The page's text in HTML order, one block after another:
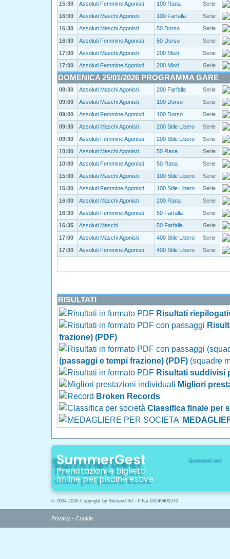
15:30
Assoluti Femmine Agonisti 100 Rana
Serie
16:00
Assoluti Maschi Agonisti 100 Farfalla
Serie
16:30
Assoluti Maschi Agonisti 50 Dorso
Serie
16:30
Assoluti Femmine Agonisti 50 Dorso
Serie
17:00
Assoluti Maschi Agonisti 200 Misti
Serie
17:00
Assoluti Femmine Agonisti 200 Misti Serie
DOMENICA 25/01/2026 PROGRAMMA GARE
08:30 Assoluti Maschi Agonisti 200 Farfalla
Serie
09:00
Assoluti Maschi Agonisti 100 Dorso
Serie
09:00
Assoluti Femmine Agonisti 100 Dorso
Serie
09:30
Assoluti Maschi Agonisti 200 Stile Libero
Serie
09:30
Assoluti Femmine Agonisti 200 Stile Libero
Serie
10:00
Assoluti Maschi Agonisti 50 Rana
Serie
10:00
Assoluti Femmine Agonisti 50 Rana
Serie
15:00
Assoluti Maschi Agonisti 100 Stile Libero
Serie
15:00
Assoluti Femmine Agonisti 100 Stile Libero
Serie
16:00
Assoluti Maschi Agonisti 200 Rana
Serie
16:30
Assoluti Femmine Agonisti 50 Farfalla
Serie
16:35
Assoluti Maschi 50 Farfalla
Serie
17:00
Assoluti Maschi Agonisti 400 Stile Libero
Serie
17:00
Assoluti Femmine Agonisti 400 Stile Libero Serie
RISULTATI
Risultati
frazione) (PDF)
(passaggi e tempi frazione) (PDF) (squadre
Risultati suddivisi
Migliori
Broken Records
Classifica finale per
SummerGest
Prenotazioni e biglietti
online per piscine estive
© 2004-2026 Copyright by Siteland Srl - P.Iva 03249400270
Privacy - Cookie